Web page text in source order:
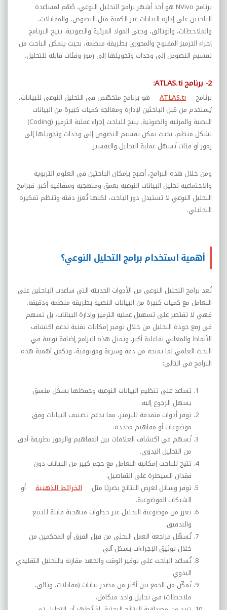
برنامج NVivo هو أحد أشهر برامج التحليل النوعي، صُمّم لمساعدة
الباحثين على إدارة البيانات غير الكمية مثل النصوص، والمقابلات،
والملاحظات، والوثائق، وحتى المواد المرئية والصوتية. يتيح البرنامج
إجراء الترميز المفتوح والمحوري بطريقة منظمة، بحيث يتمكن الباحث من
تقسيم النصوص إلى وحدات وتحويلها إلى رموز وفئات قابلة للتحليل.
2- برنامج ATLAS.ti
:
برنامج ATLAS.ti
هو برنامج متخصّص في التحليل النوعي للبيانات،
يُستخدم من قبل الباحثين لإدارة ومعالجة كميات كبيرة من البيانات
النصية والمرئية والصوتية. يتيح للباحث إجراء عملية الترميز (Coding
)
بشكل منظم، بحيث يمكن تقسيم النصوص إلى وحدات وتحويلها إلى
رموز أو فئات تُسهل عملية التحليل والتفسير.
ومن خلال هذه البرامج، أصبح بإمكان الباحثين في العلوم التربوية
والاجتماعية تحليل البيانات النوعية بعمق ومنهجية وشفافية أكبر. فبرامج
التحليل النوعي لا تستبدل دور الباحث، لكنها تُعزز دقته وتنظم تفكيره
التحليلي.
أهمية استخدام برامج التحليل النوعي؟
تُعد برامج التحليل النوعي من الأدوات الحديثة التي ساعدت الباحثين على
التعامل مع كميات كبيرة من البيانات النصية بطريقة منظمة ودقيقة.
فهي لا تقتصر على تسهيل عملية الترميز وإدارة البيانات، بل تسهم
في رفع جودة التحليل من خلال توفير إمكانات تقنية تدعم اكتشاف
الأنماط والمعاني بفاعلية أكبر. وتمثل هذه البرامج إضافة نوعية في
البحث العلمي لما تمنحه من دقة وسرعة وموثوقية، وتكمن أهمية هذه
البرامج في التالي:
تساعد على تنظيم البيانات النوعية وحفظها بشكل منسق
يسهل الرجوع إليه.
توفر أدوات متقدمة للترميز، مما يدعم تصنيف البيانات وفق
موضوعات أو مفاهيم محددة.
تُسهم في اكتشاف العلاقات بين المفاهيم والرموز بطريقة أدق
من التحليل اليدوي.
تتيح للباحث إمكانية التعامل مع حجم كبير من البيانات دون
فقدان السيطرة على التفاصيل.
توفر وسائل لعرض النتائج بصريًا مثل
الخرائط الذهنية
أو
الشبكات الموضوعية.
تعزز من موضوعية التحليل عبر خطوات منهجية قابلة للتتبع
والتدقيق.
تُسهّل مراجعة العمل البحثي من قبل الفرق أو المحكمين من
خلال توثيق الإجراءات بشكل آلي.
تُساعد الباحث على توفير الوقت والجهد مقارنة بالتحليل التقليدي
اليدوي.
تُمكّن من الجمع بين أكثر من مصدر بيانات (مقابلات، وثائق،
ملاحظات) في تحليل واحد متكامل.